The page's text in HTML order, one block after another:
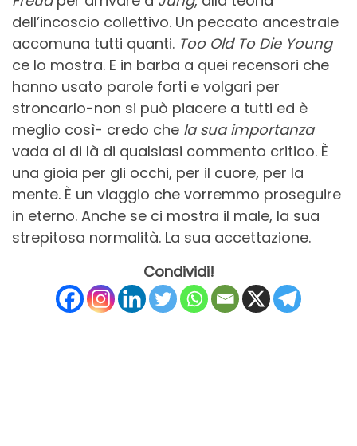
dell’incoscio collettivo. Un peccato ancestrale
accomuna tutti quanti. Too Old To Die Young
ce lo mostra. E in barba a quei recensori che
hanno usato parole forti e volgari per
stroncarlo-non si può piacere a tutti ed è
meglio così- credo che la sua importanza
vada al di là di qualsiasi commento critico. È
una gioia per gli occhi, per il cuore, per la
mente. È un viaggio che vorremmo proseguire
in eterno. Anche se ci mostra il male, la sua
strepitosa normalità. La sua accettazione.
Condividi!